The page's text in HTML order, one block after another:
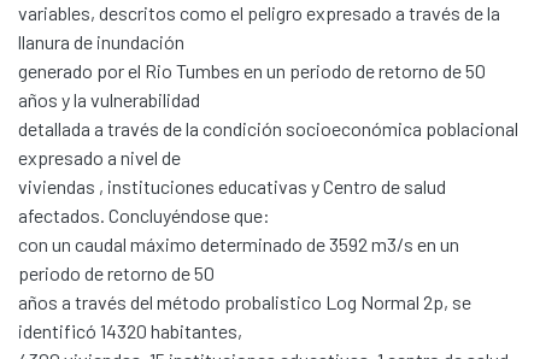
variables, descritos como el peligro expresado a través de la
llanura de inundación
generado por el Rio Tumbes en un periodo de retorno de 50
años y la vulnerabilidad
detallada a través de la condición socioeconómica poblacional
expresado a nivel de
viviendas , instituciones educativas y Centro de salud
afectados. Concluyéndose que:
con un caudal máximo determinado de 3592 m3/s en un
periodo de retorno de 50
años a través del método probalistico Log Normal 2p, se
identificó 14320 habitantes,